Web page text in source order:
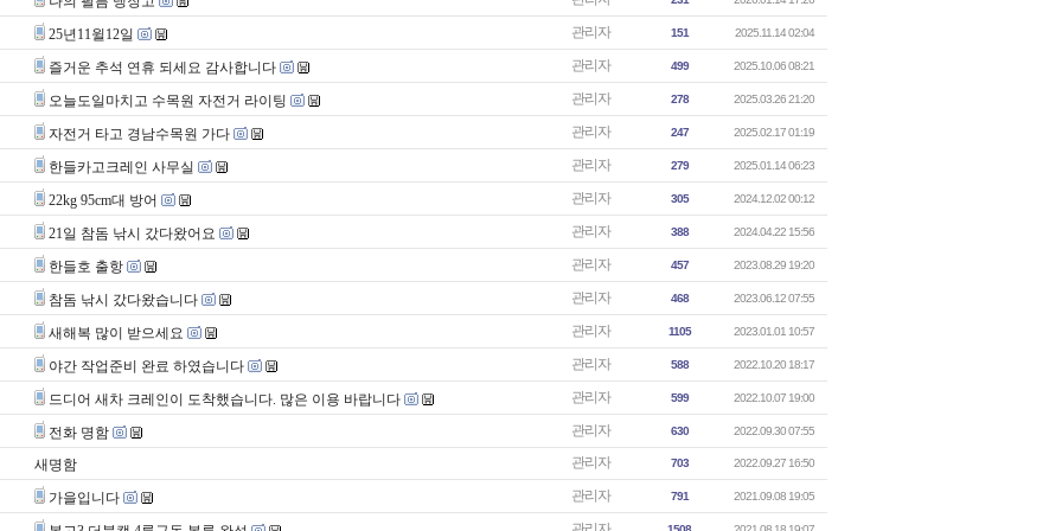
25년11윌12일 관리자 151 2025.11.14 02:04
즐거운 추석 연휴 되세요 감사합니다 관리자 499 2025.10.06 08:21
오늘도일마치고 수목원 자전거 라이팅 관리자 278 2025.03.26 21:20
자전거 타고 경남수목원 가다 관리자 247 2025.02.17 01:19
한들카고크레인 사무실 관리자 279 2025.01.14 06:23
22kg 95cm대 방어 관리자 305 2024.12.02 00:12
21일 참돔 낚시 갔다왔어요 관리자 388 2024.04.22 15:56
한들호 출항 관리자 457 2023.08.29 19:20
참돔 낚시 갔다왔습니다 관리자 468 2023.06.12 07:55
새해복 많이 받으세요 관리자 1105 2023.01.01 10:57
야간 작업준비 완료 하였습니다 관리자 588 2022.10.20 18:17
드디어 새차 크레인이 도착했습니다. 많은 이용 바랍니다 관리자 599 2022.10.07 19:00
전화 명함 관리자 630 2022.09.30 07:55
새명함 관리자 703 2022.09.27 16:50
가을입니다 관리자 791 2021.09.08 19:05